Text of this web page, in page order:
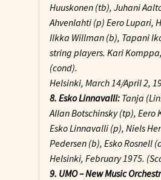
Huuskonen (tb), Juhani
Ahvenlahti (p) Eero Lupari,
Ilkka Willman (b), Tapani
string players. Kari
(cond).
Helsinki, March 14/April 2,
8. Esko Linnavalli:Tanja
Allan Botschinsky (tp), Eero
Esko Linnavalli (p), Niels
Pedersen (b), Esko Rosnell
Helsinki, February 1975.
9. UMO – New Music